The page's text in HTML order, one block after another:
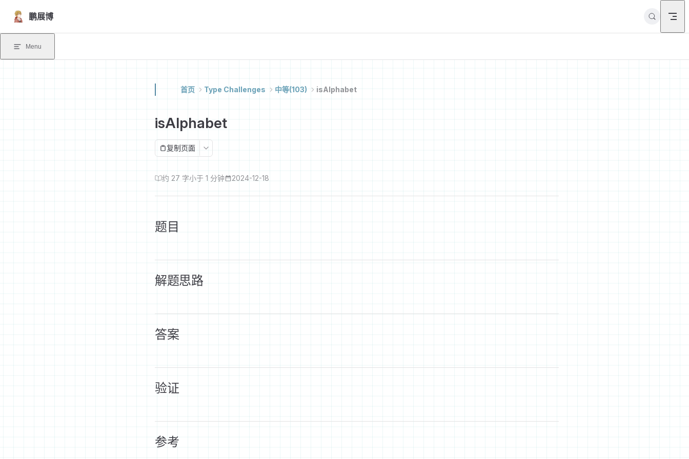
Skip to content
鹏展博
Menu
首页 Type Challenges 中等(103) isAlphabet
isAlphabet
复制页面
约 27 字小于 1 分钟 2024-12-18
题目
解题思路
答案
验证
参考